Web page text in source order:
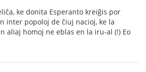
ke donita Esperanto kreiĝis por
inter popoloj de ĉiuj nacioj, ke la
aliaj homoj ne eblas en la iru-al (!) Eo